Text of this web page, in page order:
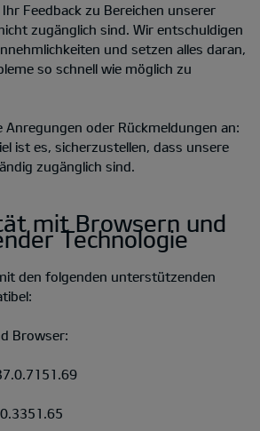
Feedback zu Bereichen unserer
zugänglich sind. Wir entschuldigen
und setzen alles daran,
so schnell wie möglich zu
Anregungen oder Rückmeldungen an:
ist es, sicherzustellen, dass unsere
zugänglich sind.
mit Browsern und
Technologie
den folgenden unterstützenden
Browser: